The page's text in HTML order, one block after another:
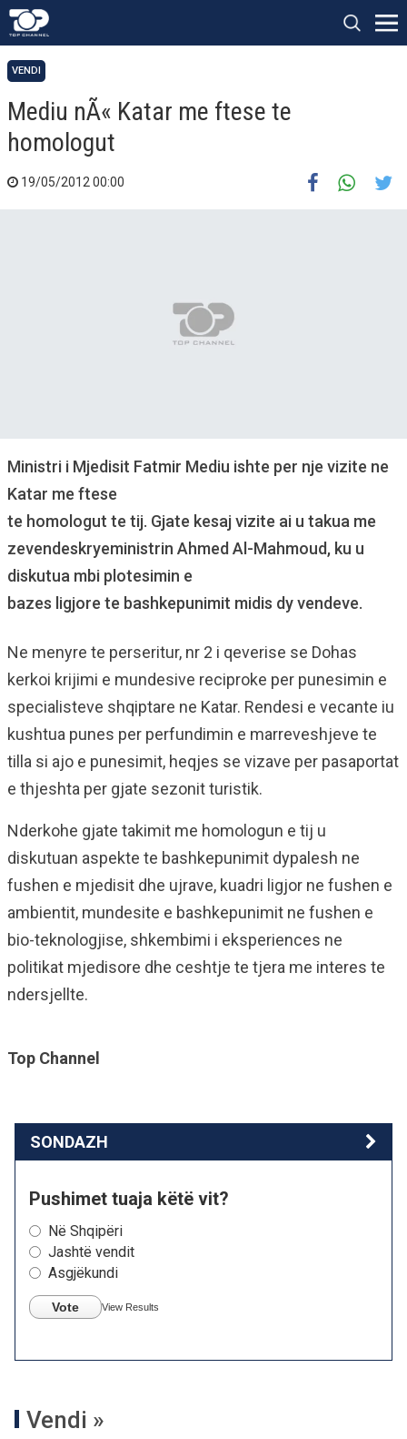
VENDI
Mediu nÃ« Katar me ftese te
homologut
19/05/2012 00:00
Ministri i Mjedisit Fatmir Mediu ishte per nje vizite ne
Katar me ftese
te homologut te tij. Gjate kesaj vizite ai u takua me
zevendeskryeministrin Ahmed Al-Mahmoud, ku u
diskutua mbi plotesimin e
bazes ligjore te bashkepunimit midis dy vendeve.
Ne menyre te perseritur, nr 2 i qeverise se Dohas
kerkoi krijimi e mundesive reciproke per punesimin e
specialisteve shqiptare ne Katar. Rendesi e vecante iu
kushtua punes per perfundimin e marreveshjeve te
tilla si ajo e punesimit, heqjes se vizave per pasaportat
e thjeshta per gjate sezonit turistik.
Nderkohe gjate takimit me homologun e tij u
diskutuan aspekte te bashkepunimit dypalesh ne
fushen e mjedisit dhe ujrave, kuadri ligjor ne fushen e
ambientit, mundesite e bashkepunimit ne fushen e
bio-teknologjise, shkembimi i eksperiences ne
politikat mjedisore dhe ceshtje te tjera me interes te
ndersjellte.
Top Channel
SONDAZH
Pushimet tuaja këtë vit?
Në Shqipëri
Jashtë vendit
Asgjëkundi
Vote View Results
Vendi »